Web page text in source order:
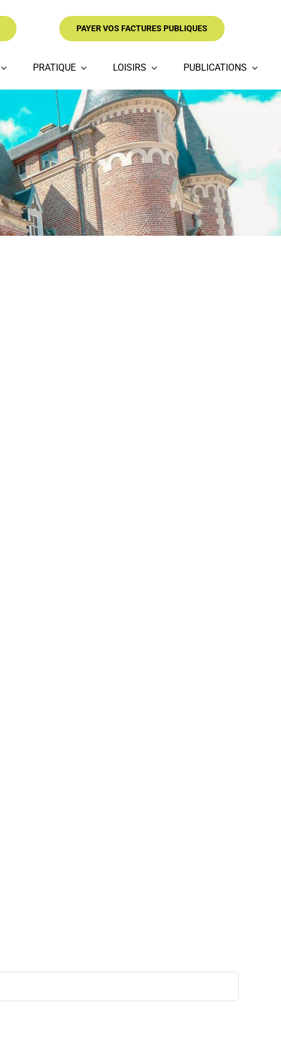
PAYER VOS FACTURES PUBLIQUES
PRATIQUE LOISIRS PUBLICATIONS